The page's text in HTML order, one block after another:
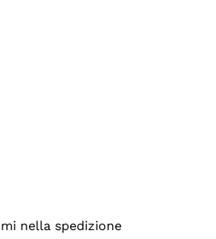
nella spedizione